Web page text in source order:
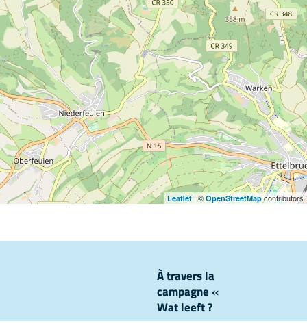
Leaflet| © OpenStreetMapcontributors
À travers la
campagne «
Wat leeft ?